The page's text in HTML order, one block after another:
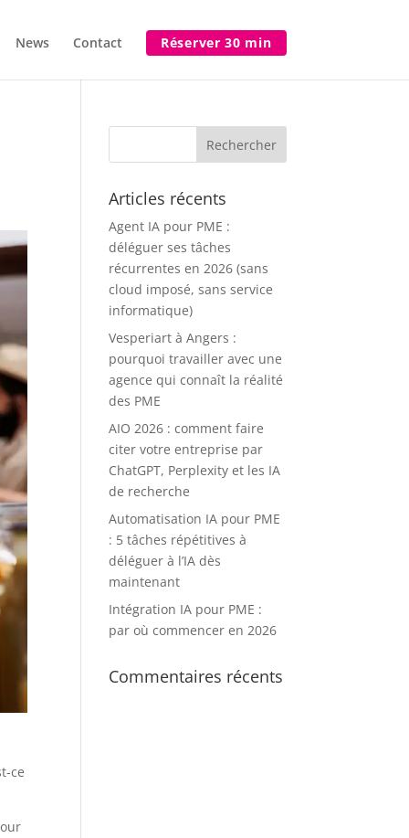
News Contact Réserver 30 min
ce
Articles récents
Agent IA pour PME :
déléguer ses tâches
récurrentes en 2026 (sans
cloud imposé, sans service
informatique)
Vesperiart à Angers :
pourquoi travailler avec une
agence qui connaît la réalité
des PME
AIO 2026 : comment faire
citer votre entreprise par
ChatGPT, Perplexity et les IA
de recherche
Automatisation IA pour PME
: 5 tâches répétitives à
déléguer à l’IA dès
maintenant
Intégration IA pour PME :
par où commencer en 2026
Commentaires récents